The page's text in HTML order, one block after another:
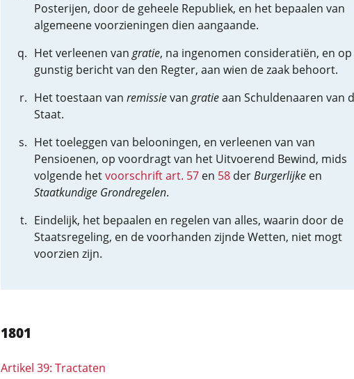
Posterijen, door de geheele Republiek, en het bepaalen van
algemeene voorzieningen dien aangaande.
Het verleenen van gratie, na ingenomen consideratiën, en op
gunstig bericht van den Regter, aan wien de zaak behoort.
Het toestaan van remissievan gratieaan Schuldenaaren van
Staat.
Het toeleggen van belooningen, en verleenen van van
Pensioenen, op voordragt van het Uitvoerend Bewind, mids
volgende hetvoorschrift art. 57en 58derBurgerlijkeen
Staatkundige Grondregelen.
Eindelijk, het bepaalen en regelen van alles, waarin door de
Staatsregeling, en de voorhanden zijnde Wetten, niet mogt
voorzien zijn.
1801
Artikel 39: Tractaten